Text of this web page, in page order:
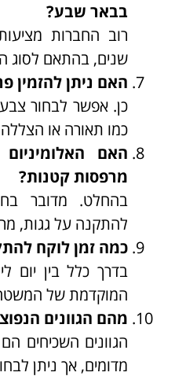
בבאר שבע?
שנים, בהתאם לסוג
האם ניתן להזמין
כן. אפשר לבחור
כמו תאורה או
האם
מרפסות קטנות?
בהחלט. מדובר
להתקנה על גגות,
כמה זמן לוקח
בדרך כלל בין יום
המוקדמת של
מהם הגוונים
הגוונים השכיחים
מדומים, אך ניתן